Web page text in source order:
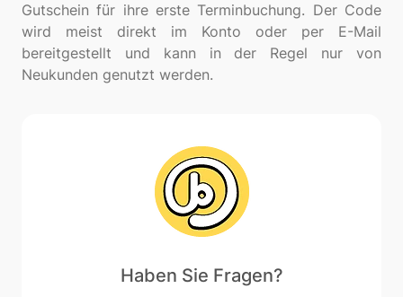
Gutschein für ihre erste Terminbuchung. Der Code
wird meist direkt im Konto oder per E-Mail
bereitgestellt und kann in der Regel nur von
Haben Sie Fragen?